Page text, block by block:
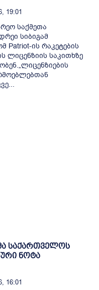
19:01
საქმეთა
სიბიგამ
Patriot-ის რაკეტების
ლიცენზიის საკითხზე
საქართველოს
ნოტა
16:01